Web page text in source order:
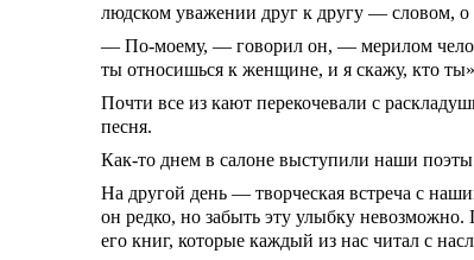
людском уважении друг к другу — словом, о
— По-моему, — говорил он, — мерилом
ты относишься к женщине, и я скажу, кто
Почти все из кают перекочевали с
песня.
Как-то днем в салоне выступили наши
На другой день — творческая встреча с
он редко, но забыть эту улыбку
его книг, которые каждый из нас читал с